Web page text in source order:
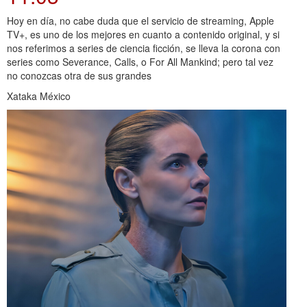
Hoy en día, no cabe duda que el servicio de streaming, Apple
TV+, es uno de los mejores en cuanto a contenido original, y si
nos referimos a series de ciencia ficción, se lleva la corona con
series como Severance, Calls, o For All Mankind; pero tal vez
no conozcas otra de sus grandes
Xataka México